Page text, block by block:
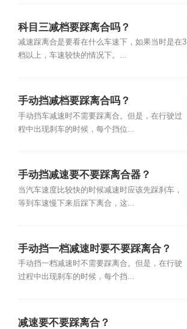
科目三减档要踩离合吗？
减速踩离合是要看在什么车速下，如果当时是在3
档以上，车速较快的情况下。...
手动挡减档要踩离合吗？
手动挡车减速时不需要踩离合。但是，在行驶过
程中出现刹车的时候，每个挡位...
手动挡减速要不要踩离合器？
当汽车速度比较快的时候减速时应该先踩刹车，
等到车速慢下来后踩下离合，这...
手动挡一档减速时要不要踩离合？
手动挡一档减速时不需要踩离合。但是，在行驶
过程中出现刹车的时候，每个挡...
减速要不要踩离合？